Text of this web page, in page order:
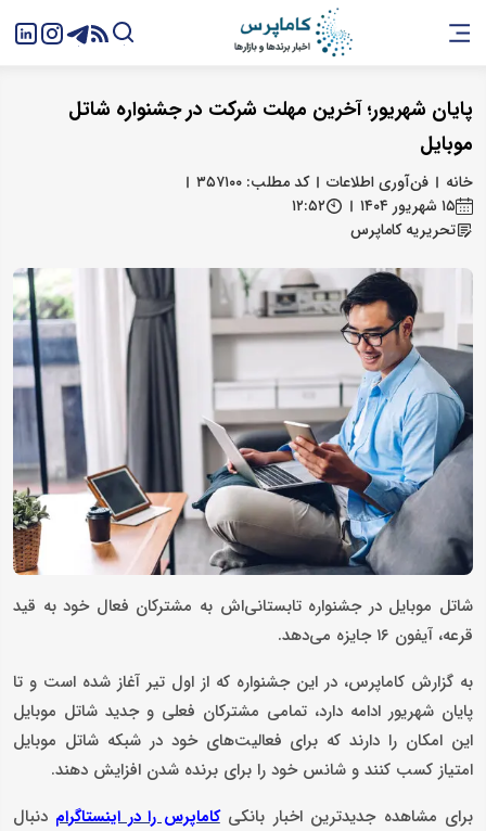
پایان شهریور؛ آخرین مهلت شرکت در جشنواره شاتل
موبایل
خانه فن‌آوری اطلاعات
کد مطلب: ۳۵۷۱۰۰
۱۵ شهریور ۱۴۰۴
۱۲:۵۲
تحریریه کاماپرس
شاتل موبایل در جشنواره تابستانی‌اش به مشترکان فعال خود به قید
قرعه، آیفون ۱۶ جایزه می‌دهد.
به گزارش کاماپرس، در این جشنواره که از اول تیر آغاز شده است و تا
پایان شهریور ادامه دارد، تمامی مشترکان فعلی و جدید شاتل موبایل
این امکان را دارند که برای فعالیت‌های خود در شبکه شاتل‌ موبایل
امتیاز کسب کنند و شانس خود را برای برنده شدن افزایش دهند.
برای مشاهده جدیدترین اخبار بانکی کاماپرس را در اینستاگرام دنبال